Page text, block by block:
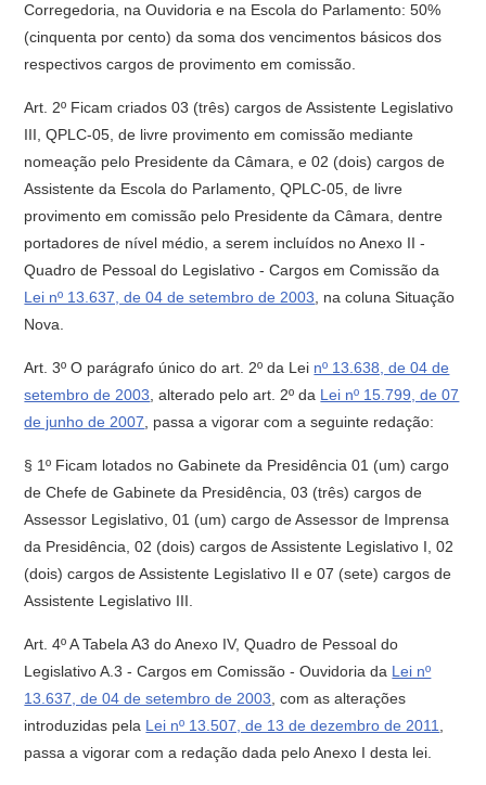
Corregedoria, na Ouvidoria e na Escola do Parlamento: 50%
(cinquenta por cento) da soma dos vencimentos básicos dos
respectivos cargos de provimento em comissão.
Art. 2º Ficam criados 03 (três) cargos de Assistente Legislativo
III, QPLC-05, de livre provimento em comissão mediante
nomeação pelo Presidente da Câmara, e 02 (dois) cargos de
Assistente da Escola do Parlamento, QPLC-05, de livre
provimento em comissão pelo Presidente da Câmara, dentre
portadores de nível médio, a serem incluídos no Anexo II -
Quadro de Pessoal do Legislativo - Cargos em Comissão da
Lei nº 13.637, de 04 de setembro de 2003 , na coluna Situação
Nova.
Art. 3º O parágrafo único do art. 2º da Lei nº 13.638, de 04 de
setembro de 2003 , alterado pelo art. 2º da Lei nº 15.799, de 07
de junho de 2007 , passa a vigorar com a seguinte redação:
§ 1º Ficam lotados no Gabinete da Presidência 01 (um) cargo
de Chefe de Gabinete da Presidência, 03 (três) cargos de
Assessor Legislativo, 01 (um) cargo de Assessor de Imprensa
da Presidência, 02 (dois) cargos de Assistente Legislativo I, 02
(dois) cargos de Assistente Legislativo II e 07 (sete) cargos de
Assistente Legislativo III.
Art. 4º A Tabela A3 do Anexo IV, Quadro de Pessoal do
Legislativo A.3 - Cargos em Comissão - Ouvidoria da Lei nº
13.637, de 04 de setembro de 2003 , com as alterações
introduzidas pela Lei nº 13.507, de 13 de dezembro de 2011
passa a vigorar com a redação dada pelo Anexo I desta lei.